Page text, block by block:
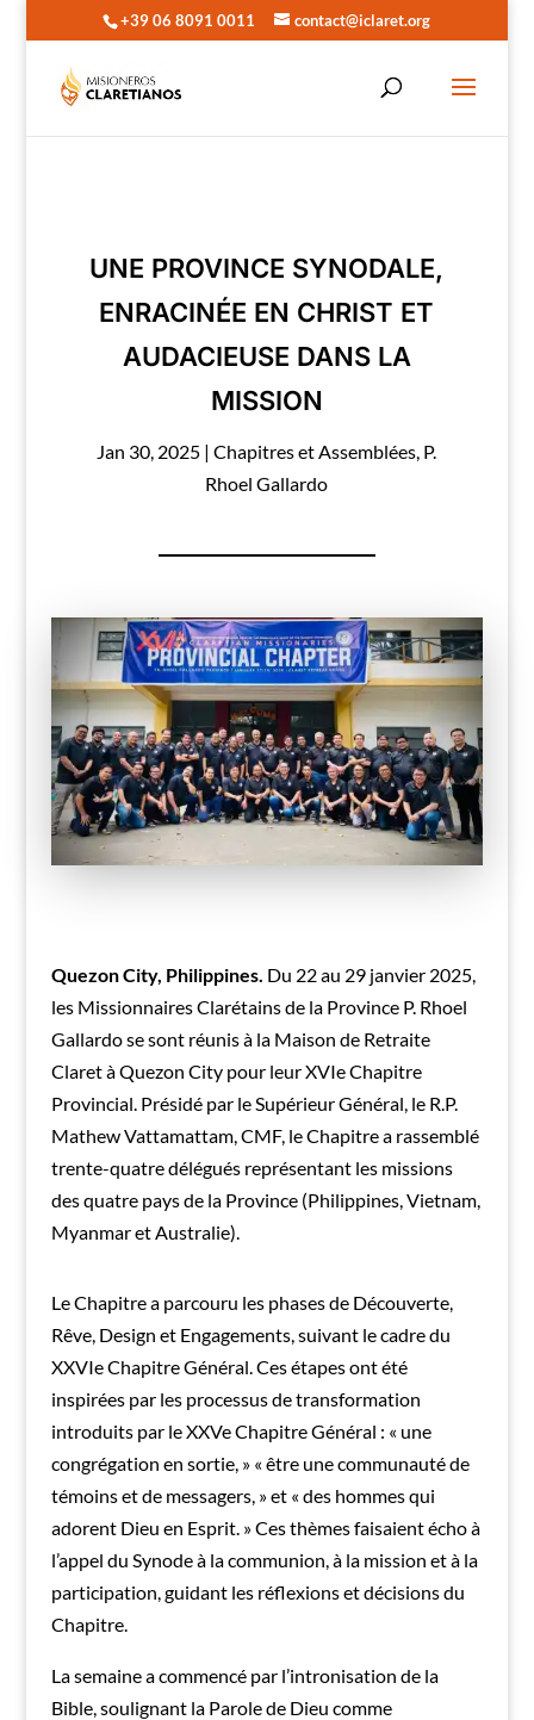
+39 06 8091 0011 contact@iclaret.org
UNE PROVINCE SYNODALE,
ENRACINÉE EN CHRIST ET
AUDACIEUSE DANS LA
MISSION
Jan 30, 2025 |Chapitres et Assemblées, P.
Rhoel Gallardo
Quezon City, Philippines. Du 22 au 29 janvier 2025,
les Missionnaires Clarétains de la Province P. Rhoel
Gallardo se sont réunis à la Maison de Retraite
Claret à Quezon City pour leur XVIe Chapitre
Provincial. Présidé par le Supérieur Général, le R.P.
Mathew Vattamattam, CMF, le Chapitre a rassemblé
trente-quatre délégués représentant les missions
des quatre pays de la Province (Philippines, Vietnam,
Myanmar et Australie).
Le Chapitre a parcouru les phases de Découverte,
Rêve, Design et Engagements, suivant le cadre du
XXVIe Chapitre Général. Ces étapes ont été
inspirées par les processus de transformation
introduits par le XXVe Chapitre Général : « une
congrégation en sortie, » « être une communauté de
témoins et de messagers, » et « des hommes qui
adorent Dieu en Esprit. » Ces thèmes faisaient écho à
l’appel du Synode à la communion, à la mission et à la
participation, guidant les réflexions et décisions du
Chapitre.
La semaine a commencé par l’intronisation de la
Bible, soulignant la Parole de Dieu comme